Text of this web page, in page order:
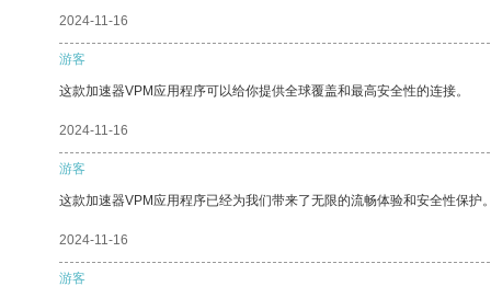
2024-11-16
游客
这款加速器VPM应用程序可以给你提供全球覆盖和最高安全性的连接。
2024-11-16
游客
这款加速器VPM应用程序已经为我们带来了无限的流畅体验和安全性保护
2024-11-16
游客